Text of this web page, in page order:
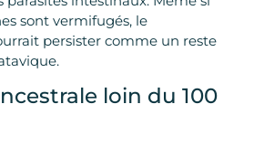
sont vermifugés, le
persister comme un reste
loin du 100